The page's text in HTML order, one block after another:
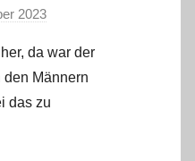
2023
n
a
d
da war der
Männern
das zu